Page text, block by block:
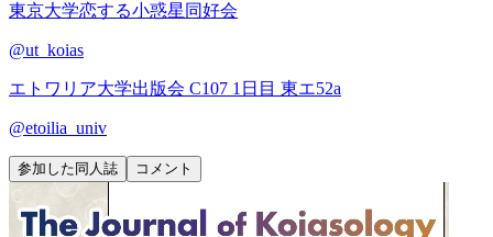
東京大学恋する小惑星同好会
@ut_koias
エトワリア大学出版会 C107 1日目 東エ52a
@etoilia_univ
参加した同人誌 コメント